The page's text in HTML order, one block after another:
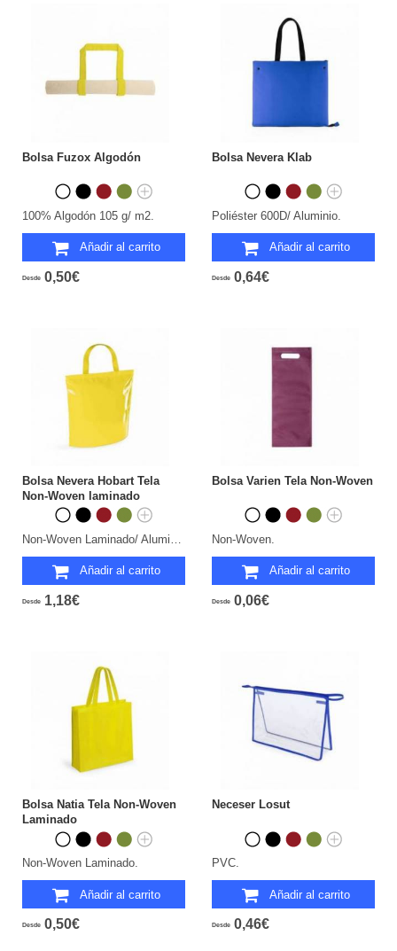
Bolsa Fuzox Algodón
100% Algodón 105 g/ m2.
Añadir al carrito
Desde 0,50€
Bolsa Nevera Klab
Poliéster 600D/ Aluminio.
Añadir al carrito
Desde 0,64€
Bolsa Nevera Hobart Tela
Non-Woven laminado
Añadir al carrito
Desde 1,18€
Bolsa Varien Tela Non-Woven
Non-Woven.
Añadir al carrito
Desde 0,06€
Bolsa Natia Tela Non-Woven
Laminado
Non-Woven Laminado.
Añadir al carrito
Desde 0,50€
Neceser Losut
PVC.
Añadir al carrito
Desde 0,46€